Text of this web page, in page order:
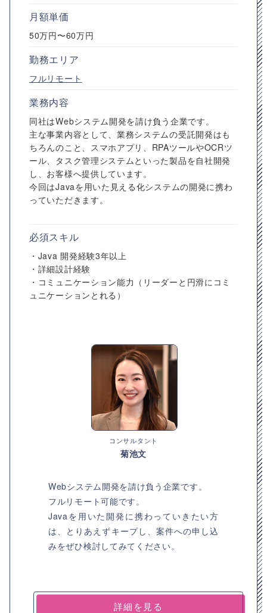
月額単価
50万円〜60万円
勤務エリア
フルリモート
業務内容
同社はWebシステム開発を請け負う企業です。
主な事業内容として、業務システムの受託開発はも
ちろんのこと、スマホアプリ、RPAツールやOCRツ
ール、タスク管理システムといった製品を自社開発
し、お客様へ提供しています。
今回はJavaを用いた見える化システムの開発に携わ
っていただきます。
必須スキル
・Java 開発経験3年以上
・詳細設計経験
・コミュニケーション能力（リーダーと円滑にコミ
ュニケーションとれる）
コンサルタント
菊池文
Webシステム開発を請け負う企業です。
フルリモート可能です。
Javaを用いた開発に携わっていきたい方
は、とりあえずキープし、案件への申し込
みをぜひ検討してみてください。
詳細を見る